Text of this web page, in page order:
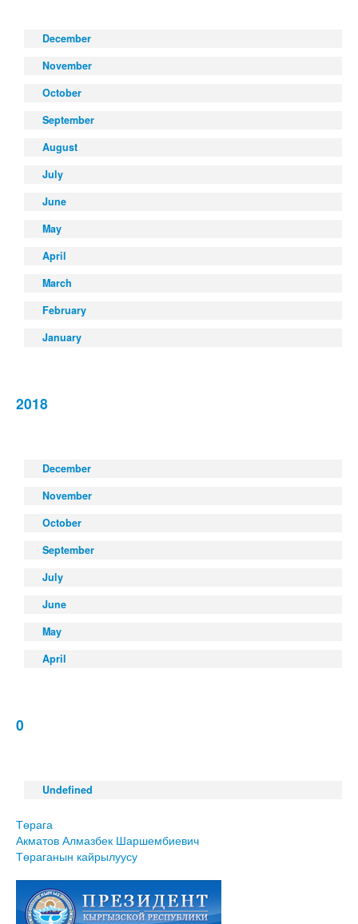
December
November
October
September
August
July
June
May
April
March
February
January
2018
December
November
October
September
July
June
May
April
0
Undefined
Төрага
Акматов Алмазбек Шаршембиевич
Төраганын кайрылуусу